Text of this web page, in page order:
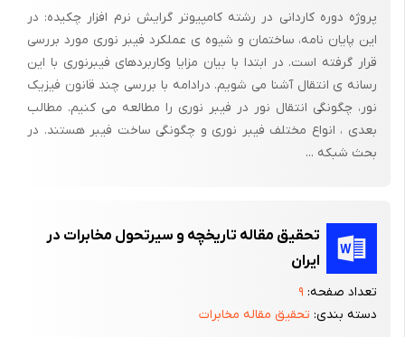
مصرفی و رعایت نکات ایمنی
ایجاد پوشش های حفاظتی لازم برای هر قسمت
توان ایجاد زمین های مختلف به منظور های گوناگون
مشخصات یک زمین ایده آل
الف – داشتن مقاومت الکتریکی
زمین آهکی نباشد )
ج - داشتن قابلیت انتقال جریان زیاد به طور مکرر
د ) داشتن قابلیت برای کار در مدت بیش از 20 سال
روش های مختلف زمین کردن حفاظتی
پروژه دوره کاردانی در رشته کامپیوتر گرایش نرم افزار چکیده: در
این پایان نامه، ساختمان و شیوه ی عملکرد فیبر نوری مورد بررسی
قرار گرفته است. در ابتدا با بیان مزایا وکاربردهای فیبرنوری با این
رسانه ی انتقال آشنا می شویم. درادامه با بررسی چند قانون فیزیک
نور، چگونگی انتقال نور در فیبر نوری را مطالعه می کنیم. مطالب
بعدی ، انواع مختلف فیبر نوری و چگونگی ساخت فیبر هستند. در
بحث شبکه ...
تحقیق مقاله تاریخچه و سیرتحول مخابرات در
ایران
تعداد صفحه: ۹
دسته بندی: تحقیق مقاله مخابرات